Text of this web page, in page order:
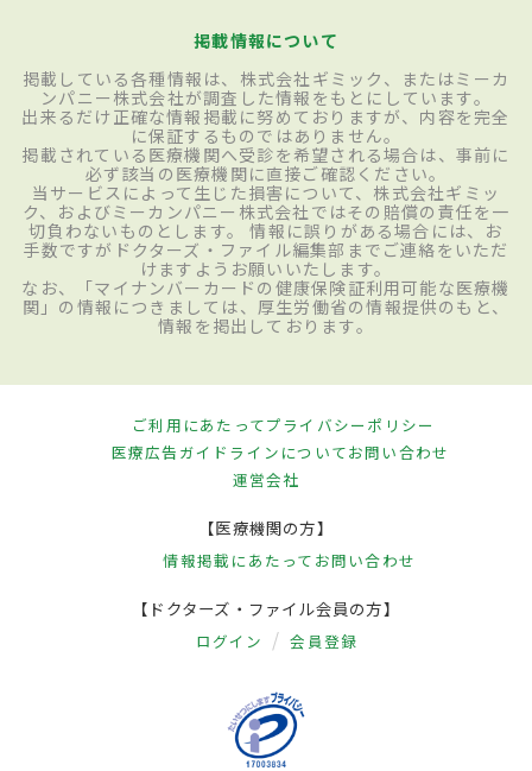
掲載情報について
掲載している各種情報は、株式会社ギミック、またはミーカ
ンパニー株式会社が調査した情報をもとにしています。
出来るだけ正確な情報掲載に努めておりますが、内容を完全
に保証するものではありません。
掲載されている医療機関へ受診を希望される場合は、事前に
必ず該当の医療機関に直接ご確認ください。
当サービスによって生じた損害について、株式会社ギミッ
ク、およびミーカンパニー株式会社ではその賠償の責任を一
切負わないものとします。 情報に誤りがある場合には、お
手数ですがドクターズ・ファイル編集部までご連絡をいただ
けますようお願いいたします。
なお、「マイナンバーカードの健康保険証利用可能な医療機
関」の情報につきましては、厚生労働省の情報提供のもと、
情報を掲出しております。
ご利用にあたってプライバシーポリシー
医療広告ガイドラインについてお問い合わせ
運営会社
【医療機関の方】
情報掲載にあたって お問い合わせ
【ドクターズ・ファイル会員の方】
ログイン 会員登録